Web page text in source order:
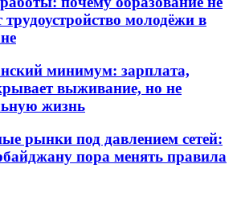
трудоустройство молодёжи в
минимум: зарплата,
выживание, но не
жизнь
рынки под давлением сетей:
пора менять правила